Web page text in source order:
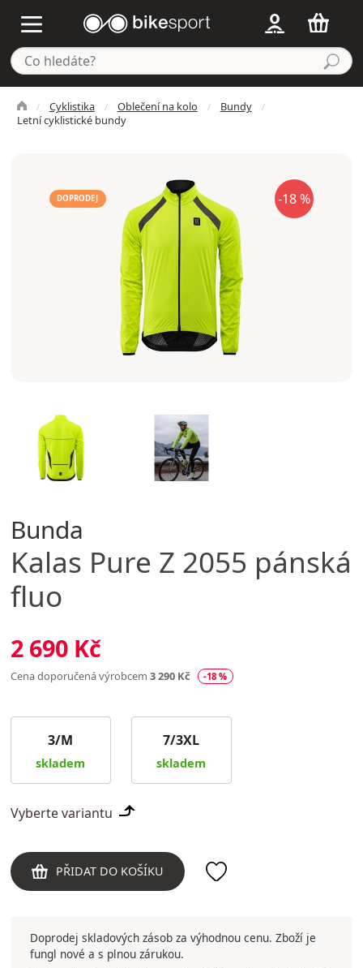
Cyklistika Oblečení na kolo
Bundy
Letní cyklistické bundy
-18 %
DOPRODEJ
Bunda
Kalas Pure Z 2055 pánská
fluo
2 690 Kč
Cena doporučená výrobcem 3 290 Kč -18 %
3/M
skladem
7/3XL
skladem
Vyberte variantu
PŘIDAT DO KOŠÍKU
Doprodej skladových zásob za výhodnou cenu. Zboží je
fungl nové a s plnou zárukou.